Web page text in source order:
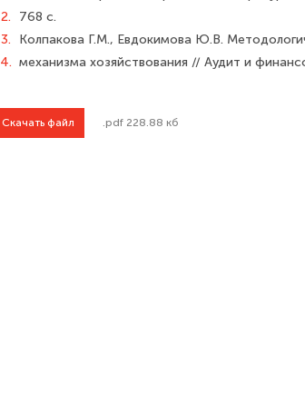
2.
768 с.
3.
Колпакова Г.М., Евдокимова Ю.В.
4. механизма хозяйствования // Аудит и
Скачать файл .pdf 228.88 кб